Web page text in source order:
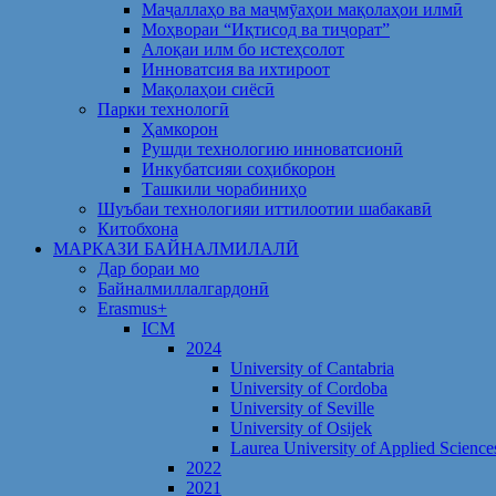
Маҷаллаҳо ва маҷмӯаҳои мақолаҳои илмӣ
Моҳвораи “Иқтисод ва тиҷорат”
Алоқаи илм бо истеҳсолот
Инноватсия ва ихтироот
Мақолаҳои сиёсӣ
Парки технологӣ
Ҳамкорон
Рушди технологию инноватсионӣ
Инкубатсияи соҳибкорон
Ташкили чорабиниҳо
Шуъбаи технологияи иттилоотии шабакавӣ
Китобхона
МАРКАЗИ БАЙНАЛМИЛАЛӢ
Дар бораи мо
Байналмиллалгардонӣ
Erasmus+
ICM
2024
University of Cantabria
University of Cordoba
University of Seville
University of Osijek
Laurea University of Applied
2022
2021